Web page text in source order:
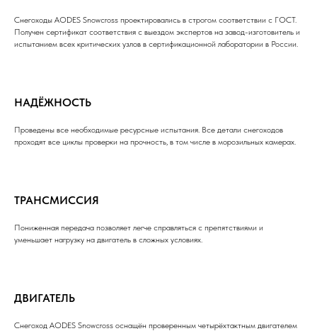
Снегоходы AODES Snowcross проектировались в строгом соответствии с ГОСТ.
Получен сертификат соответствия с выездом экспертов на завод-изготовитель и
испытанием всех критических узлов в сертификационной лаборатории в России.
НАДЁЖНОСТЬ
Проведены все необходимые ресурсные испытания. Все детали снегоходов
проходят все циклы проверки на прочность, в том числе в морозильных камерах.
ТРАНСМИССИЯ
Пониженная передача позволяет легче справляться с препятствиями и
уменьшает нагрузку на двигатель в сложных условиях.
ДВИГАТЕЛЬ
Снегоход AODES Snowcross оснащён проверенным четырёхтактным двигателем